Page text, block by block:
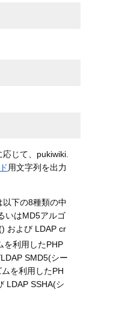
応じて、pukiwiki.
用文字列を出力
下の8種類の中
いはMD5アルゴ
および LDAP cr
を利用したPHP
SMD5(シー
を利用したPH
LDAP SSHA(シ